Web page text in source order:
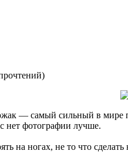
)
— самый сильный в
нет фотографии лучше.
на ногах, не то что